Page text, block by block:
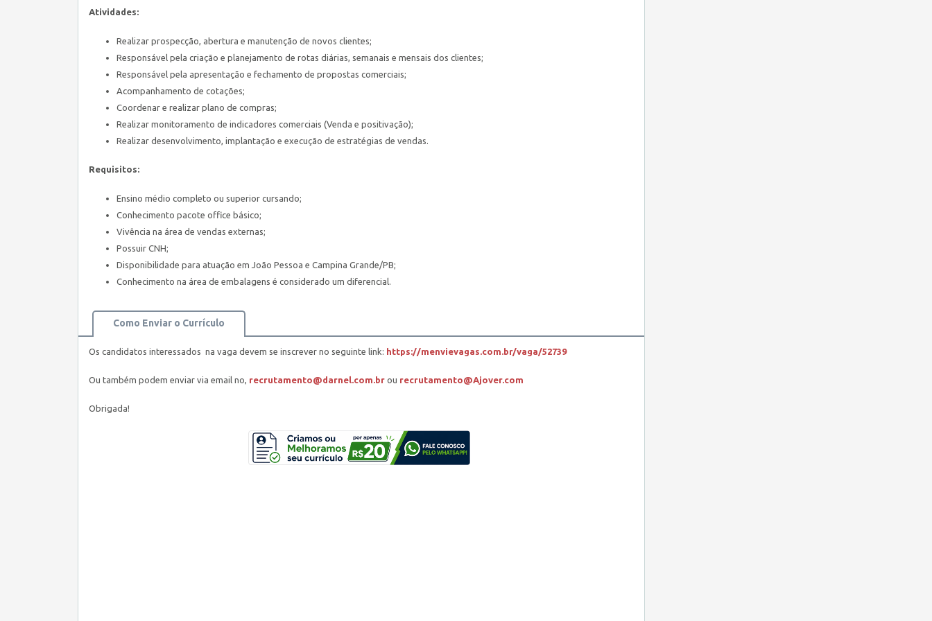
Atividades:
Realizar prospecção, abertura e manutenção de novos clientes;
Responsável pela criação e planejamento de rotas diárias, semanais e mensais dos clientes;
Responsável pela apresentação e fechamento de propostas comerciais;
Acompanhamento de cotações;
Coordenar e realizar plano de compras;
Realizar monitoramento de indicadores comerciais (Venda e positivação);
Realizar desenvolvimento, implantação e execução de estratégias de vendas.
Requisitos:
Ensino médio completo ou superior cursando;
Conhecimento pacote office básico;
Vivência na área de vendas externas;
Possuir CNH;
Disponibilidade para atuação em João Pessoa e Campina Grande/PB;
Conhecimento na área de embalagens é considerado um diferencial.
Como Enviar o Currículo
Os candidatos interessados na vaga devem se inscrever no seguinte link: https://menvievagas.com.br/vaga/52739
Ou também podem enviar via email no, recrutamento@darnel.com.br ou recrutamento@Ajover.com
Obrigada!